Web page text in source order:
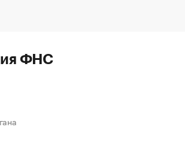
ФНС